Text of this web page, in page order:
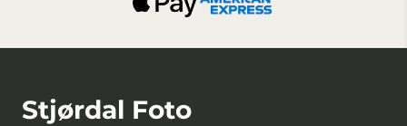
Stjørdal Foto